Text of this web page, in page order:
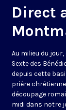
Direct
Au milieu du
Sexte des
depuis cette
prière
découpage
midi dans notre